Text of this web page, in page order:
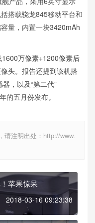
搭载骁龙845移动平台和
量，内置一块3420mAh
万像素+1200像素后
头。报告还提到该机搭
，以及“第二代”
的五月份发布。
请注明出处：http://www.
苹果惊呆
2018-03-16 09:23:38